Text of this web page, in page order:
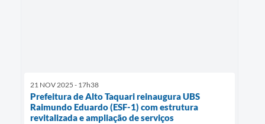
21 NOV 2025 - 17h38
Prefeitura de Alto Taquari reinaugura UBS
Raimundo Eduardo (ESF-1) com estrutura
revitalizada e ampliação de serviços